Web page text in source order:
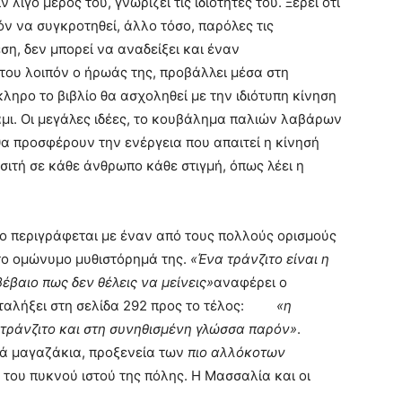
να συγκροτηθεί, άλλο τόσο, παρόλες τις
δεν μπορεί να αναδείξει και έναν
λοιπόν ο ήρωάς της, προβάλλει μέσα στη
το βιβλίο θα ασχοληθεί με την ιδιότυπη κίνηση
Οι μεγάλες ιδέες, το κουβάλημα παλιών λαβάρων
προσφέρουν την ενέργεια που απαιτεί η κίνησή
σε κάθε άνθρωπο κάθε στιγμή, όπως λέει η
περιγράφεται με έναν από τους πολλούς ορισμούς
ομώνυμο μυθιστόρημά της. «Ένα τράνζιτο είναι η
πως δεν θέλεις να μείνεις»αναφέρει ο
στη σελίδα 292 προς το τέλος: «η
και στη συνηθισμένη γλώσσα παρόν».
μαγαζάκια, προξενεία των πιο αλλόκοτων
πυκνού ιστού της πόλης. Η Μασσαλία και οι